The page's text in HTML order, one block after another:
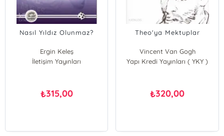
Nasıl Yıldız Olunmaz?
Ergin Keleş
İletişim Yayınları
₺315,00
Theo'ya Mektuplar
Vincent Van Gogh
Yapı Kredi Yayınları ( YKY )
₺320,00